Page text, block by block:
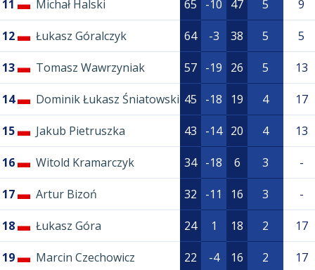
11 Michał Halski 65 -10 47 5 9
12 Łukasz Góralczyk 64 -3 38 5 5
13 Tomasz Wawrzyniak 57 -19 26 5 13
14 Dominik Łukasz Śniatowski 45 -18 19 4 17
15 Jakub Pietruszka 43 -14 20 4 13
16 Witold Kramarczyk 34 -18 6 3 -
17 Artur Bizoń 32 -11 16 3 -
18 Łukasz Góra 24 1 18 2 17
19 Marcin Czechowicz 22 -4 16 2 17